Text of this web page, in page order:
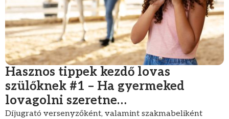
Hasznos tippek kezdő lovas
szülőknek #1 – Ha gyermeked
lovagolni szeretne…
Díjugrató versenyzőként, valamint szakmabeliként